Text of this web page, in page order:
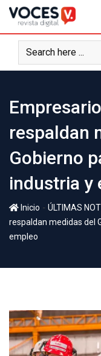
respaldan
Gobierno
industria y
Inicio - ÚLTIMAS
respaldan medidas del
empleo